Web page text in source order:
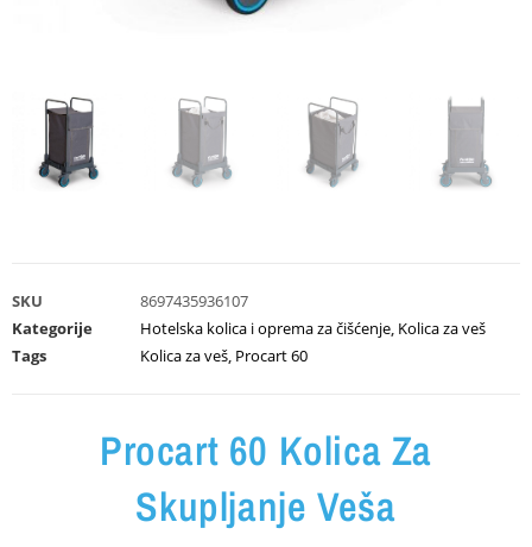
SKU
8697435936107
Kategorije
Hotelska kolica i oprema za čišćenje, Kolica za veš
Tags
Kolica za veš, Procart 60
Procart 60 Kolica Za
Skupljanje Veša